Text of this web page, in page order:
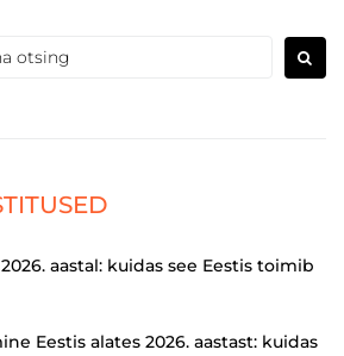
aastal: kuidas see Eestis toimib
Eestis alates 2026. aastast: kuidas